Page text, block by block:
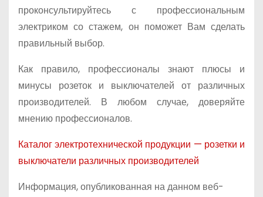
проконсультируйтесь с профессиональным
электриком со стажем, он поможет Вам сделать
правильный выбор.
Как правило, профессионалы знают плюсы и
минусы розеток и выключателей от различных
производителей. В любом случае, доверяйте
мнению профессионалов.
Каталог электротехнической продукции — розетки и
выключатели различных производителей
Информация, опубликованная на данном веб-